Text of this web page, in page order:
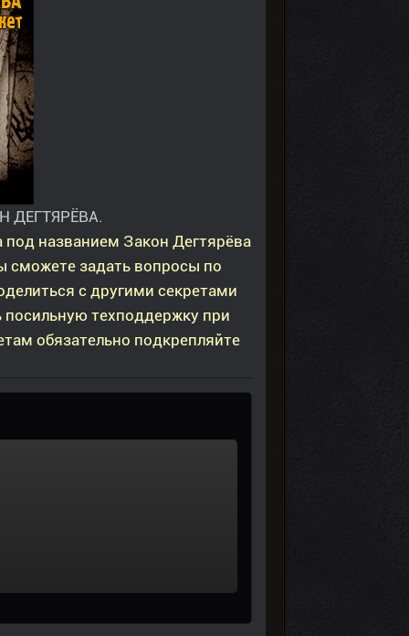
названием Закон Дегтярёва
сможете задать вопросы по
с другими секретами
техподдержку при
обязательно подкрепляйте